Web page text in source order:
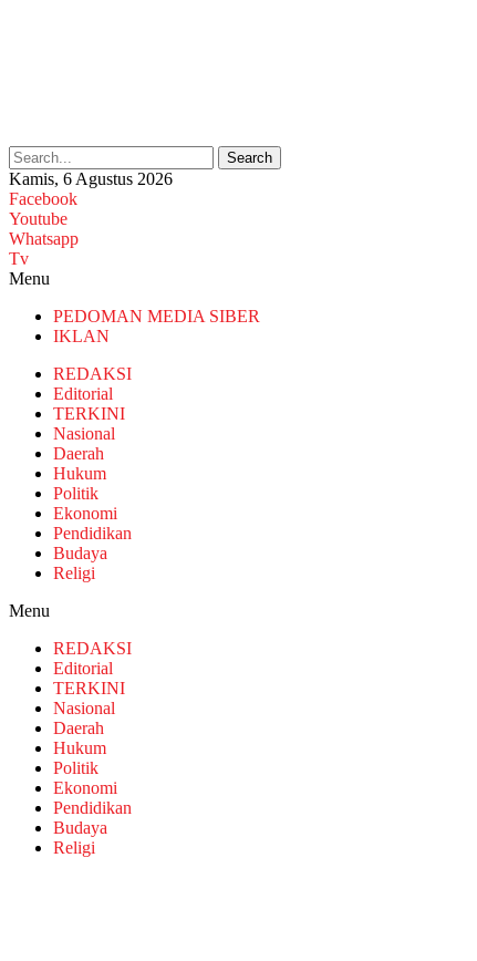
Search
Kamis, 6 Agustus 2026
Facebook
Youtube
Whatsapp
Tv
Menu
PEDOMAN MEDIA SIBER
IKLAN
REDAKSI
Editorial
TERKINI
Nasional
Daerah
Hukum
Politik
Ekonomi
Pendidikan
Budaya
Religi
Menu
REDAKSI
Editorial
TERKINI
Nasional
Daerah
Hukum
Politik
Ekonomi
Pendidikan
Budaya
Religi